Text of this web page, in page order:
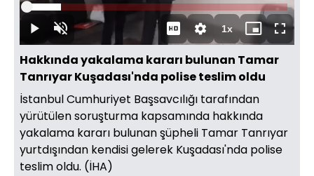
DuraklatSesi
Aç
Süre
Yüklendi:
1xOynatma
Hızı
Mini
oynatıcı
Tam
Ekran
Hakkında yakalama kararı bulunan Tamar
Tanrıyar Kuşadası'nda polise teslim oldu
İstanbul Cumhuriyet Başsavcılığı tarafından
yürütülen soruşturma kapsamında hakkında
yakalama kararı bulunan şüpheli Tamar Tanrıyar
yurtdışından kendisi gelerek Kuşadası'nda polise
teslim oldu. (İHA)